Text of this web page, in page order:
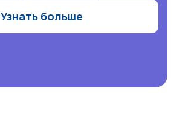
Узнать больше